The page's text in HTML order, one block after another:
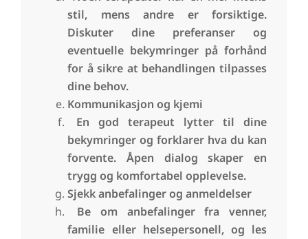
stil, mens andre er forsiktige.
Diskuter dine preferanser og
eventuelle bekymringer på forhånd
for å sikre at behandlingen tilpasses
dine behov.
Kommunikasjon og kjemi
En god terapeut lytter til dine
bekymringer og forklarer hva du kan
forvente. Åpen dialog skaper en
trygg og komfortabel opplevelse.
Sjekk anbefalinger og anmeldelser
Be om anbefalinger fra venner,
familie eller helsepersonell, og les